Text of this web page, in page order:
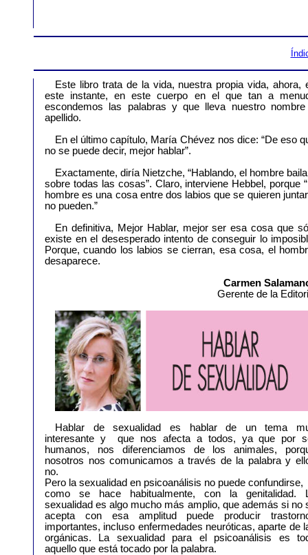
Este libro trata de la vida, nuestra propia vida, ahora,
este instante, en este cuerpo en el que tan a
escondemos las palabras y que lleva nuestro
apellido.
En el último capítulo, María Chévez nos dice: “De eso
no se puede decir, mejor hablar”.
Exactamente, diría Nietzche, “Hablando, el hombre baila
sobre todas las cosas”. Claro, interviene Hebbel, porque
hombre es una cosa entre dos labios que se quieren
no pueden.”
En definitiva, Mejor Hablar, mejor ser esa cosa que
existe en el desesperado intento de conseguir lo
Porque, cuando los labios se cierran, esa cosa, el
desaparece.
Carmen
Gerente de la
Hablar de sexualidad es hablar de un tema
interesante y que nos afecta a todos, ya que por
humanos, nos diferenciamos de los animales,
nosotros nos comunicamos a través de la palabra y
no.
Pero la sexualidad en psicoanálisis no puede confundirse,
como se hace habitualmente, con la genitalidad.
sexualidad es algo mucho más amplio, que además si no
acepta con esa amplitud puede producir
importantes, incluso enfermedades neuróticas, aparte de
orgánicas. La sexualidad para el psicoanálisis es
aquello que está tocado por la palabra.